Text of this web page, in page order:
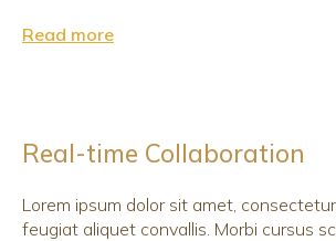
Read more
Real-time Collaboration
Lorem ipsum dolor sit amet,
feugiat aliquet convallis. Morbi cursus